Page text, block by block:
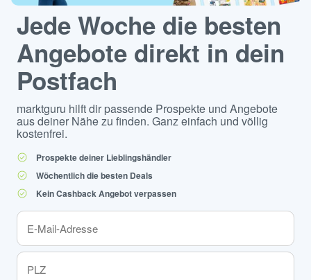
Jede Woche die besten
Angebote direkt in dein
Postfach
marktguru hilft dir passende Prospekte und Angebote
aus deiner Nähe zu finden. Ganz einfach und völlig
kostenfrei.
Prospekte deiner Lieblingshändler
Wöchentlich die besten Deals
Kein Cashback Angebot verpassen